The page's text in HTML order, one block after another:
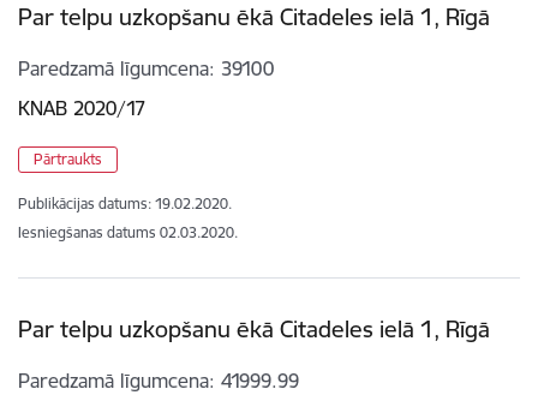
Par telpu uzkopšanu ēkā Citadeles ielā 1, Rīgā
Paredzamā līgumcena 39100
KNAB 2020/17
Pārtraukts
Publikācijas datums: 19.02.2020.
Iesniegšanas datums 02.03.2020.
Par telpu uzkopšanu ēkā Citadeles ielā 1, Rīgā
Paredzamā līgumcena 41999.99